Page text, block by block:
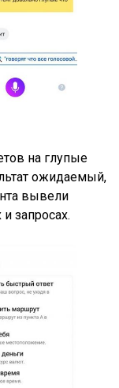
на глупые
ожидаемый,
вывели
запросах.